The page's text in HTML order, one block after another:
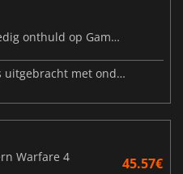
Call of Duty: Black Ops 7 volledig onthuld op Gamescom
AMD Adrenalin 24.8.1 drivers uitgebracht met ondersteuning voor Black Myth: Wukong en meer
Warfare 4
45.57€